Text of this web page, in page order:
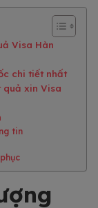
Visa Hàn
chi tiết nhất
quả xin Visa
tin